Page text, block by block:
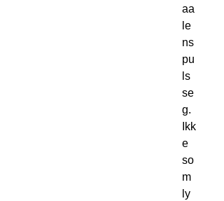
aa
le
ns
pu
ls
se
g.
Ikk
e
so
m
ly